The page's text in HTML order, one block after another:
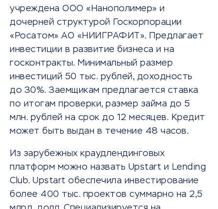
учреждена ООО «Нанополимер» и
дочерней структурой Госкорпорации
«Росатом» АО «НИИГРАФИТ». Предлагает
инвестиции в развитие бизнеса и на
госконтракты. Минимальный размер
инвестиций 50 тыс. рублей, доходность
до 30%. Заемщикам предлагается ставка
по итогам проверки, размер займа до 5
млн. рублей на срок до 12 месяцев. Кредит
может быть выдан в течение 48 часов.
Из зарубежных краудлендинговых
платформ можно назвать Upstart и Lending
Club. Upstart обеспечила инвестирование
более 400 тыс. проектов суммарно на 2,5